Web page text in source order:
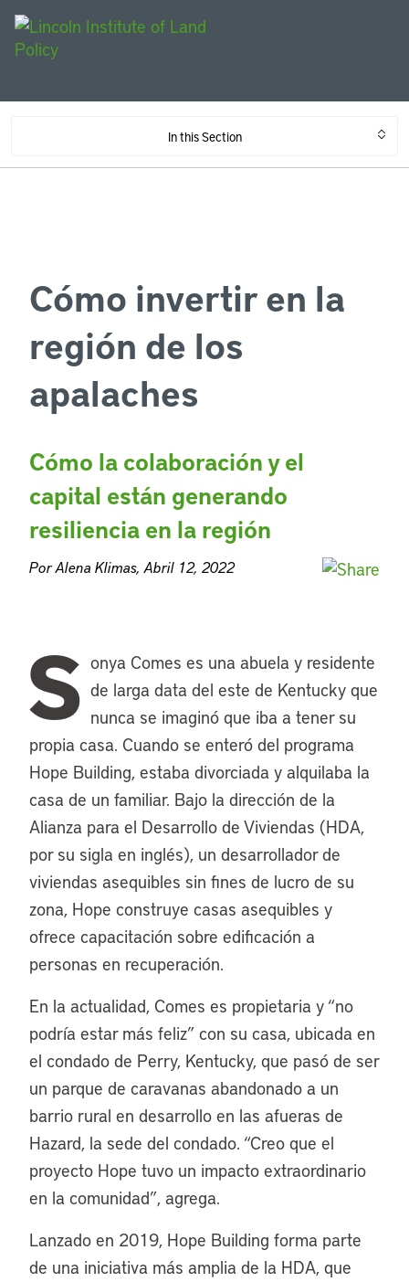
In this Section
Cómo invertir en la
región de los
apalaches
Cómo la colaboración y el
capital están generando
resiliencia en la región
Por Alena Klimas, Abril 12, 2022
S onya Comes es una abuela y residente
de larga data del este de Kentucky que
nunca se imaginó que iba a tener su
propia casa. Cuando se enteró del programa
Hope Building, estaba divorciada y alquilaba la
casa de un familiar. Bajo la dirección de la
Alianza para el Desarrollo de Viviendas (HDA,
por su sigla en inglés), un desarrollador de
viviendas asequibles sin fines de lucro de su
zona, Hope construye casas asequibles y
ofrece capacitación sobre edificación a
personas en recuperación.
En la actualidad, Comes es propietaria y “no
podría estar más feliz” con su casa, ubicada en
el condado de Perry, Kentucky, que pasó de ser
un parque de caravanas abandonado a un
barrio rural en desarrollo en las afueras de
Hazard, la sede del condado. “Creo que el
proyecto Hope tuvo un impacto extraordinario
en la comunidad”, agrega.
Lanzado en 2019, Hope Building forma parte
de una iniciativa más amplia de la HDA, que